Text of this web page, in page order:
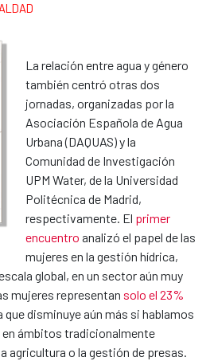
La relación entre agua y género
también centró otras dos
jornadas, organizadas por la
Asociación Española de Agua
Urbana (DAQUAS) y la
Comunidad de Investigación
UPM Water, de la Universidad
Politécnica de Madrid,
respectivamente. El primer
encuentro analizó el papel de las
mujeres en la gestión hídrica,
global, en un sector aún muy
mujeres representan solo el 23%
que disminuye aún más si hablamos
en ámbitos tradicionalmente
agricultura o la gestión de presas.